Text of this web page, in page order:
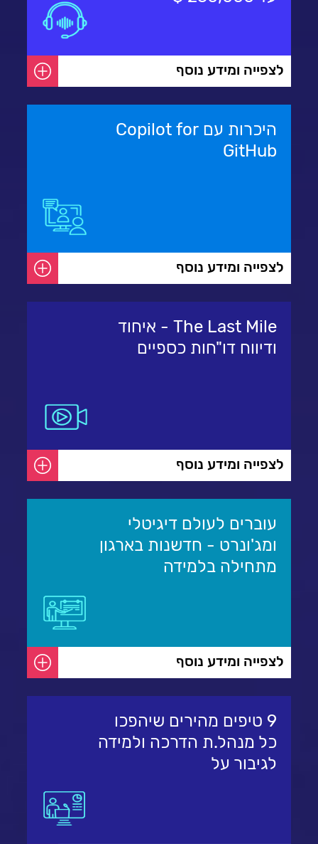
לצפייה ומידע נוסף
היכרות עם Copilot for
GitHub
לצפייה ומידע נוסף
The Last Mile - איחוד
ודיווח דו"חות כספיים
לצפייה ומידע נוסף
עוברים לעולם דיגיטלי
ומג'ונרט - חדשנות בארגון
מתחילה בלמידה
לצפייה ומידע נוסף
9 טיפים מהירים שיהפכו
כל מנהל.ת הדרכה ולמידה
לגיבור על